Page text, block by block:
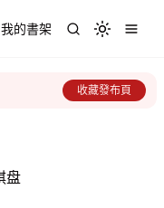
我的書架 Toggle
收藏發布頁